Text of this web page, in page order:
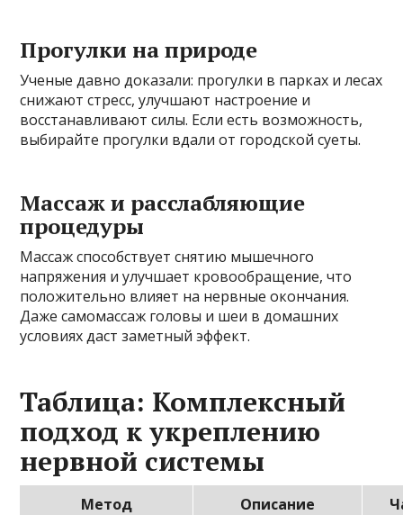
Прогулки на природе
Ученые давно доказали: прогулки в парках и лесах
снижают стресс, улучшают настроение и
восстанавливают силы. Если есть возможность,
выбирайте прогулки вдали от городской суеты.
Массаж и расслабляющие
процедуры
Массаж способствует снятию мышечного
напряжения и улучшает кровообращение, что
положительно влияет на нервные окончания.
Даже самомассаж головы и шеи в домашних
условиях даст заметный эффект.
Таблица: Комплексный
подход к укреплению
нервной системы
Метод Описание